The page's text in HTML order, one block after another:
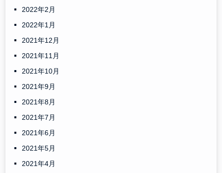
2022年2月
2022年1月
2021年12月
2021年11月
2021年10月
2021年9月
2021年8月
2021年7月
2021年6月
2021年5月
2021年4月